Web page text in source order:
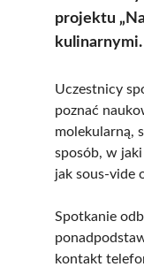
projektu
kulinarnymi.
Uczestnicy
poznać
molekularną,
sposób, w
jak sous-vide
Spotkanie
kontakt